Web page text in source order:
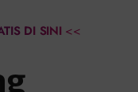
DI SINI <<